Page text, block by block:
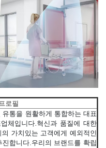
로필
통을 원활하게 통합하는 대표
체입니다.혁신과 품질에 대한
가치있는 고객에게 예외적인
합니다.우리의 브랜드를 확립